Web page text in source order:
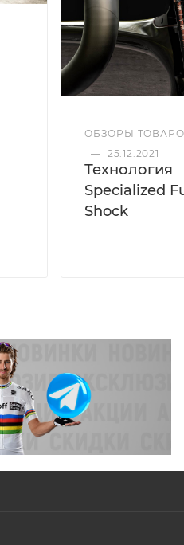
ОБЗОРЫ
— 25.12.2021
Технология
Specialized
Shock